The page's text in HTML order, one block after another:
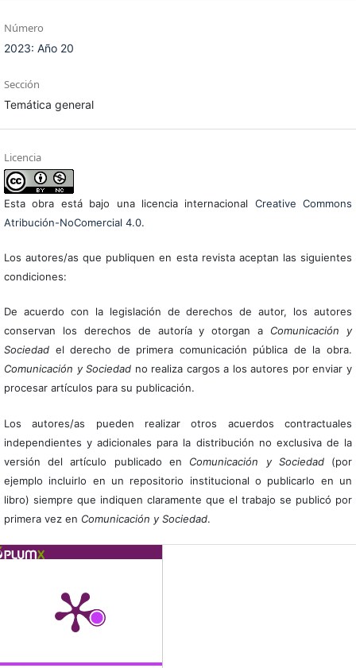
Número
2023: Año 20
Sección
Temática general
Licencia
Esta obra está bajo una licencia internacional Creative Commons
Atribución-NoComercial 4.0.
Los autores/as que publiquen en esta revista aceptan las siguientes
condiciones:
De acuerdo con la legislación de derechos de autor, los autores
conservan los derechos de autoría y otorgan a Comunicación y
Sociedadel derecho de primera comunicación pública de la obra.
Comunicación y Sociedad no realiza cargos a los autores por enviar y
procesar artículos para su publicación.
Los autores/as pueden realizar otros acuerdos contractuales
independientes y adicionales para la distribución no exclusiva de la
versión del artículo publicado en Comunicación y Sociedad(por
ejemplo incluirlo en un repositorio institucional o publicarlo en un
libro) siempre que indiquen claramente que el trabajo se publicó por
primera vez en Comunicación y Sociedad.